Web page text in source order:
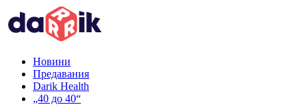
Новини
Предавания
Darik Health
„40 до 40“